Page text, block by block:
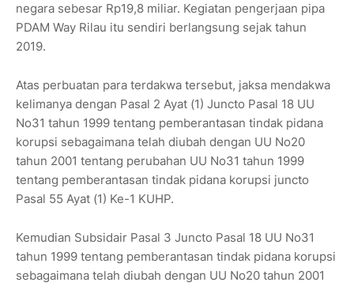
negara sebesar Rp19,8 miliar. Kegiatan pengerjaan pipa
PDAM Way Rilau itu sendiri berlangsung sejak tahun
2019.
Atas perbuatan para terdakwa tersebut, jaksa mendakwa
kelimanya dengan Pasal 2 Ayat (1) Juncto Pasal 18 UU
No31 tahun 1999 tentang pemberantasan tindak pidana
korupsi sebagaimana telah diubah dengan UU No20
tahun 2001 tentang perubahan UU No31 tahun 1999
tentang pemberantasan tindak pidana korupsi juncto
Pasal 55 Ayat (1) Ke-1 KUHP.
Kemudian Subsidair Pasal 3 Juncto Pasal 18 UU No31
tahun 1999 tentang pemberantasan tindak pidana korupsi
sebagaimana telah diubah dengan UU No20 tahun 2001